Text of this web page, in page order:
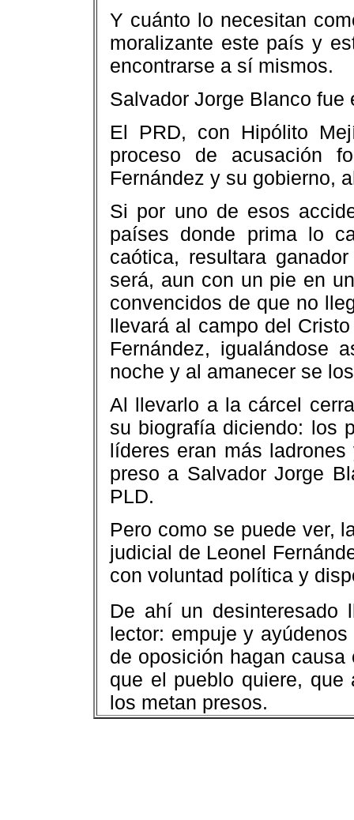
Y cuánto lo necesitan
moralizante este país y
encontrarse a sí mismos.
Salvador Jorge Blanco fue
El PRD, con Hipólito
proceso de acusación
Fernández y su gobierno,
Si por uno de esos
países donde prima lo
caótica, resultara
será, aun con un pie en
convencidos de que no
llevará al campo del
Fernández, igualándose
noche y al amanecer se
Al llevarlo a la cárcel
su biografía diciendo: los
líderes eran más
preso a Salvador Jorge
PLD.
Pero como se puede ver,
judicial de Leonel
con voluntad política y
De ahí un desinteresado
lector: empuje y
de oposición hagan
que el pueblo quiere,
los metan presos.